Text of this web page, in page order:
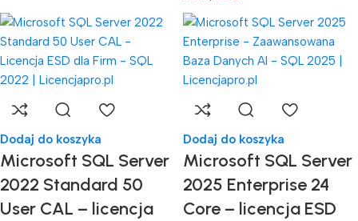
Dodaj do koszyka
Microsoft SQL Server
2022 Standard 50
User CAL – licencja
Dodaj do koszyka
Microsoft SQL Server
2025 Enterprise 24
Core – licencja ESD